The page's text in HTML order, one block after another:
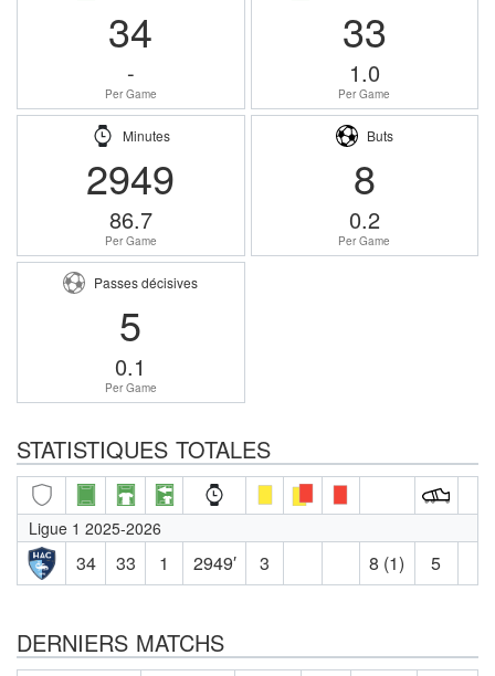
34
-
Per Game
33
1.0
Per Game
Minutes
2949
86.7
Per Game
Buts
8
0.2
Per Game
Passes décisives
5
0.1
Per Game
STATISTIQUES TOTALES
Ligue 1 2025-2026
34 33 1 2949′ 3 8 (1) 5
DERNIERS MATCHS